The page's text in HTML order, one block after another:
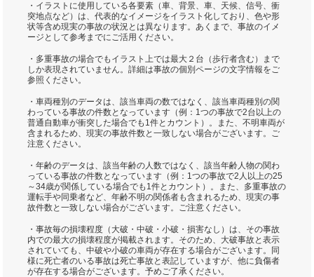
・イラストに使用している各要素（車、背景、車、天候、信号、衝
突地点など）は、代表的なイメージをイラスト化しており、色や形
状等含め現実の事故の状況とは異なります。あくまで、事故のイメ
ージとして参考までにご活用ください。
・多重事故の場合でもイラスト上では最大２台（歩行者含む）まで
しか表現されていません。詳細は事故の個別ページの文字情報をご
参照ください。
・車両種別のデータは、該当車両の数ではなく、該当車両種別の関
わっている事故の件数となっています（例：1つの事故で2台以上の
普通自動車が衝突した場合でも1件とカウント）。また、不明車両が
含まれるため、現実の事故件数と一致しない場合がございます。ご
注意ください。
・年齢のデータは、該当年齢の人数ではなく、該当年齢人物の関わ
っている事故の件数となっています（例：1つの事故で2人以上の25
～34歳が関係している場合でも1件とカウント）。また、多重事故の
運転手や同乗者など、年齢不明の関係者も含まれるため、現実の事
故件数と一致しない場合がございます。ご注意ください。
・事故毎の損壊程度（大破・中破・小破・損害なし）は、その事故
内での最大の損壊程度が掲載されます。そのため、大破事故と表示
されていても、中破や小破の車両が存在する場合がございます。同
様に死亡者のいる事故は死亡事故と表記していますが、他に負傷者
が存在する場合がございます。予めご了承ください。